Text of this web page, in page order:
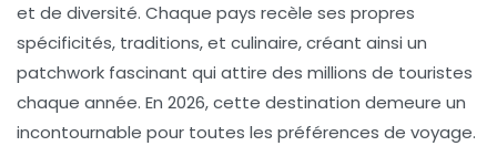
et de diversité. Chaque pays recèle ses propres
spécificités, traditions, et culinaire, créant ainsi un
patchwork fascinant qui attire des millions de touristes
chaque année. En 2026, cette destination demeure un
incontournable pour toutes les préférences de voyage.